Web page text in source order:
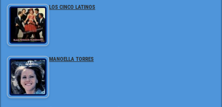
LOS CINCO LATINOS
MANOELLA TORRES